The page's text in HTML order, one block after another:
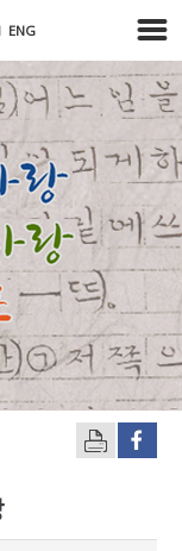
l ENG